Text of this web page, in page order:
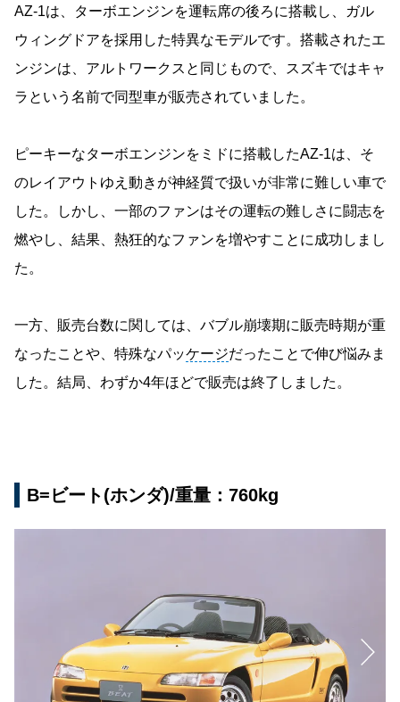
AZ-1は、ターボエンジンを運転席の後ろに搭載し、ガル
ウィングドアを採用した特異なモデルです。搭載されたエ
ンジンは、アルトワークスと同じもので、スズキではキャ
ラという名前で同型車が販売されていました。
ピーキーなターボエンジンをミドに搭載したAZ-1は、そ
のレイアウトゆえ動きが神経質で扱いが非常に難しい車で
した。しかし、一部のファンはその運転の難しさに闘志を
燃やし、結果、熱狂的なファンを増やすことに成功しまし
た。
一方、販売台数に関しては、バブル崩壊期に販売時期が重
なったことや、特殊なパッケージだったことで伸び悩みま
した。結局、わずか4年ほどで販売は終了しました。
B=ビート(ホンダ)/重量：760kg